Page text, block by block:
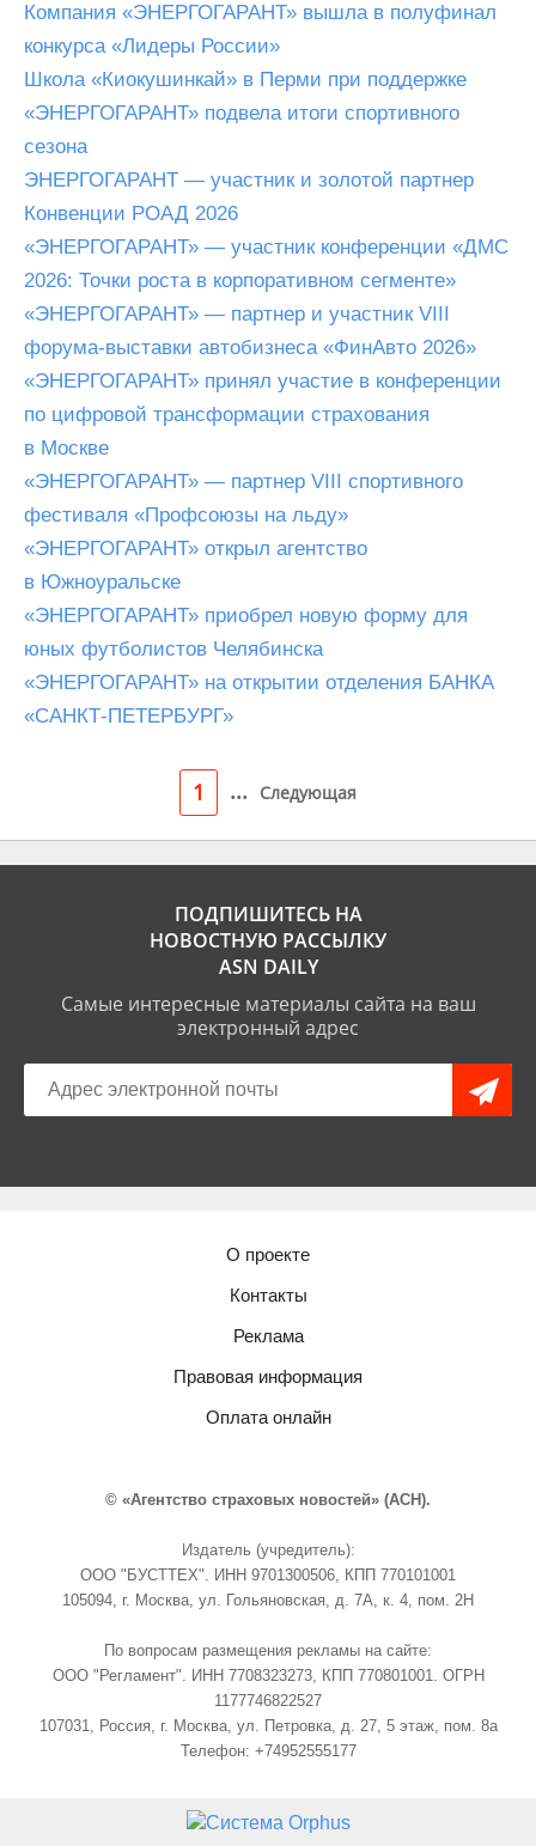
Компания «ЭНЕРГОГАРАНТ» вышла в полуфинал
конкурса «Лидеры России»
Школа «Киокушинкай» в Перми при поддержке
«ЭНЕРГОГАРАНТ» подвела итоги спортивного
сезона
ЭНЕРГОГАРАНТ — участник и золотой партнер
Конвенции РОАД 2026
«ЭНЕРГОГАРАНТ» — участник конференции «ДМС
2026: Точки роста в корпоративном сегменте»
«ЭНЕРГОГАРАНТ» — партнер и участник VIII
форума-выставки автобизнеса «ФинАвто 2026»
«ЭНЕРГОГАРАНТ» принял участие в конференции
по цифровой трансформации страхования
в Москве
«ЭНЕРГОГАРАНТ» — партнер VIII спортивного
фестиваля «Профсоюзы на льду»
«ЭНЕРГОГАРАНТ» открыл агентство
в Южноуральске
«ЭНЕРГОГАРАНТ» приобрел новую форму для
юных футболистов Челябинска
«ЭНЕРГОГАРАНТ» на открытии отделения БАНКА
«САНКТ-ПЕТЕРБУРГ»
1 ... Следующая
ПОДПИШИТЕСЬ НА
НОВОСТНУЮ РАССЫЛКУ
ASN DAILY
Самые интересные материалы сайта на ваш
электронный адрес
О проекте
Контакты
Реклама
Правовая информация
Оплата онлайн
© «Агентство страховых новостей» (АСН).
Издатель (учредитель):
ООО "БУСТТЕХ". ИНН 9701300506, КПП 770101001
105094, г. Москва, ул. Гольяновская, д. 7А, к. 4, пом. 2Н
По вопросам размещения рекламы на сайте:
ООО "Регламент". ИНН 7708323273, КПП 770801001. ОГРН
1177746822527
107031, Россия, г. Москва, ул. Петровка, д. 27, 5 этаж, пом. 8а
Телефон: +74952555177